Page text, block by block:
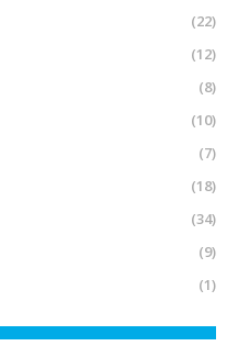
(22)
(12)
(8)
(10)
(7)
(18)
(34)
(9)
(1)